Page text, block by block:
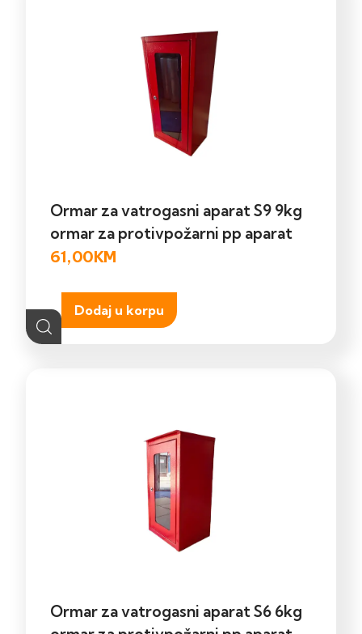
Ormar za vatrogasni aparat S9 9kg
ormar za protivpožarni pp aparat
61,00KM
Dodaj u korpu
Ormar za vatrogasni aparat S6 6kg